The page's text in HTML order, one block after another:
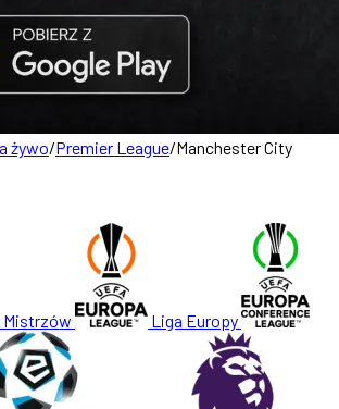
żywo/Premier League/Manchester City
Mistrzów Liga Europy